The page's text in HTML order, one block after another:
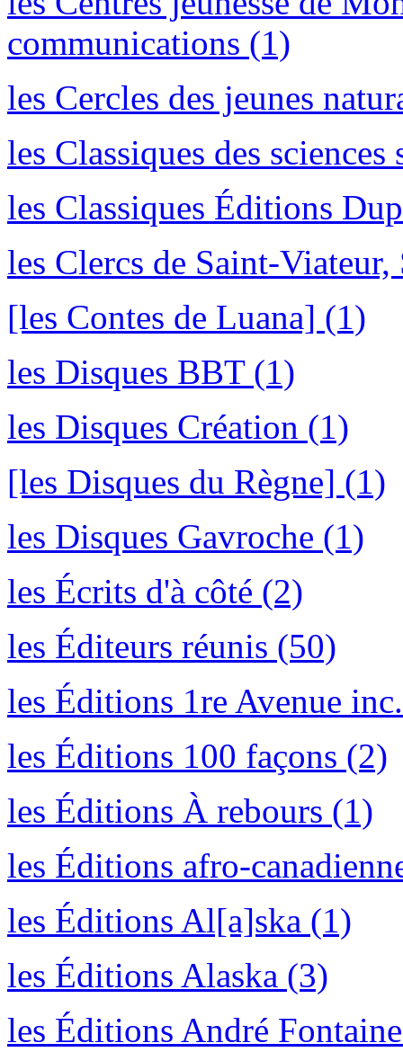
communications (1)
les Cercles des jeunes
les Classiques des sciences
les Classiques Éditions
les Clercs de Saint-
[les Contes de Luana] (1)
les Disques BBT (1)
les Disques Création (1)
[les Disques du Règne] (1)
les Disques Gavroche (1)
les Écrits d'à côté (2)
les Éditeurs réunis (50)
les Éditions 1re Avenue
les Éditions 100 façons (2)
les Éditions À rebours (1)
les Éditions afro-
les Éditions Al[a]ska (1)
les Éditions Alaska (3)
les Éditions André